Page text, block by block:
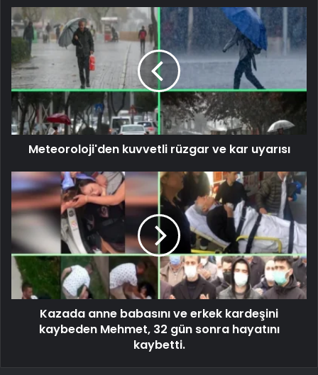
Meteoroloji'den kuvvetli rüzgar ve kar uyarısı
Kazada anne babasını ve erkek kardeşini
kaybeden Mehmet, 32 gün sonra hayatını
kaybetti.